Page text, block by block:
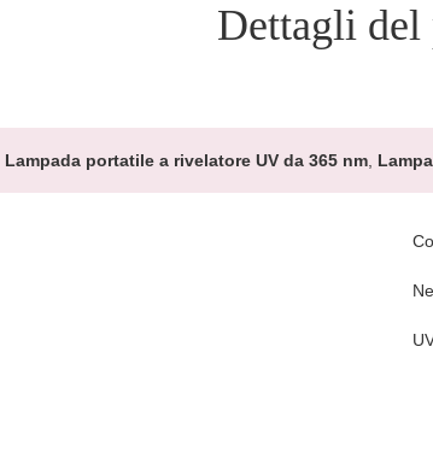
Dettagli del
Lampada portatile a rivelatore UV da 365 nm,